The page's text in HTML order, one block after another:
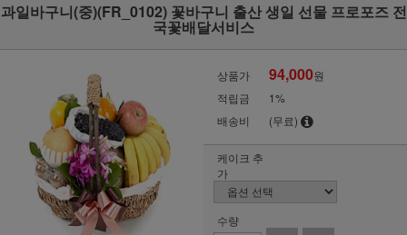
과일바구니(중)(FR_0102) 꽃바구니 출산 생일 선물 프로포즈 전
국꽃배달서비스
상품가 94,000원
적립금
1%
배송비
(무료)
케이크 추
가
수량